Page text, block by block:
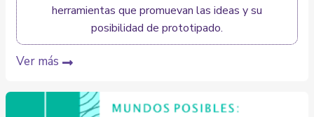
herramientas que promuevan las ideas y su
posibilidad de prototipado.
Ver más